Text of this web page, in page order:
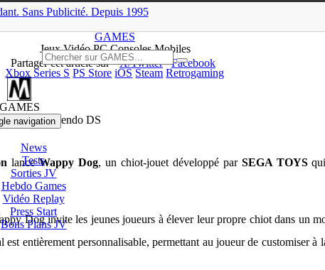
Sans Publicité. Depuis 1995
GAMES
JeuxVidéoPC Consoles Mobiles
Xbox Series S PS Store iOS Steam Retrogaming
GAMES
navigation
News
Tests
SortiesJV
Hebdo Games
Vidéo Replay
Press Start
Bons PlansJV
▲
Partager cet article sur X/Twitter
Facebook
DS
sur Nintendo DS
lanceWappy Dog, un chiot-jouet développé par SEGA TOYSqui
Dog invite les jeunes joueurs à élever leur propre chiot dans un
entièrement personnalisable, permettant au joueur de customiser